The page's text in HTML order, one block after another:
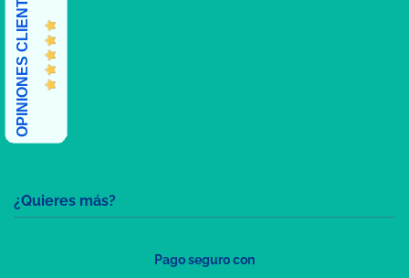
¿Quieres más?
OPINIONES CLIENTES
Pago seguro con